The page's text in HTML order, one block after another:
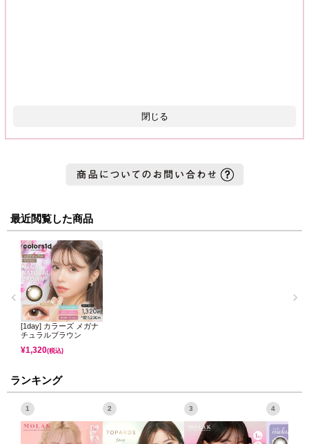
閉じる
最近閲覧した商品
[1day] カラーズ メガナ
チュラルブラウン
¥1,320(税込)
ランキング
1 2 3 4